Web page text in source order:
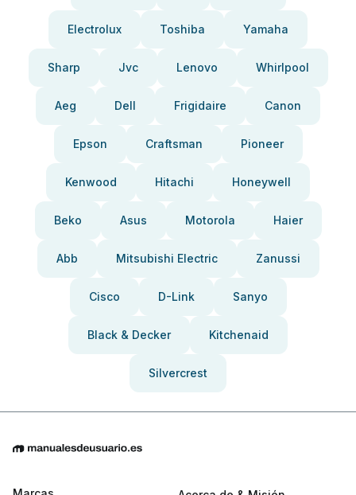
Electrolux Toshiba Yamaha
Sharp Jvc Lenovo Whirlpool
Aeg Dell Frigidaire Canon
Epson Craftsman Pioneer
Kenwood Hitachi Honeywell
Beko Asus Motorola Haier
Abb Mitsubishi Electric Zanussi
Cisco D-Link Sanyo
Black & Decker Kitchenaid
Silvercrest